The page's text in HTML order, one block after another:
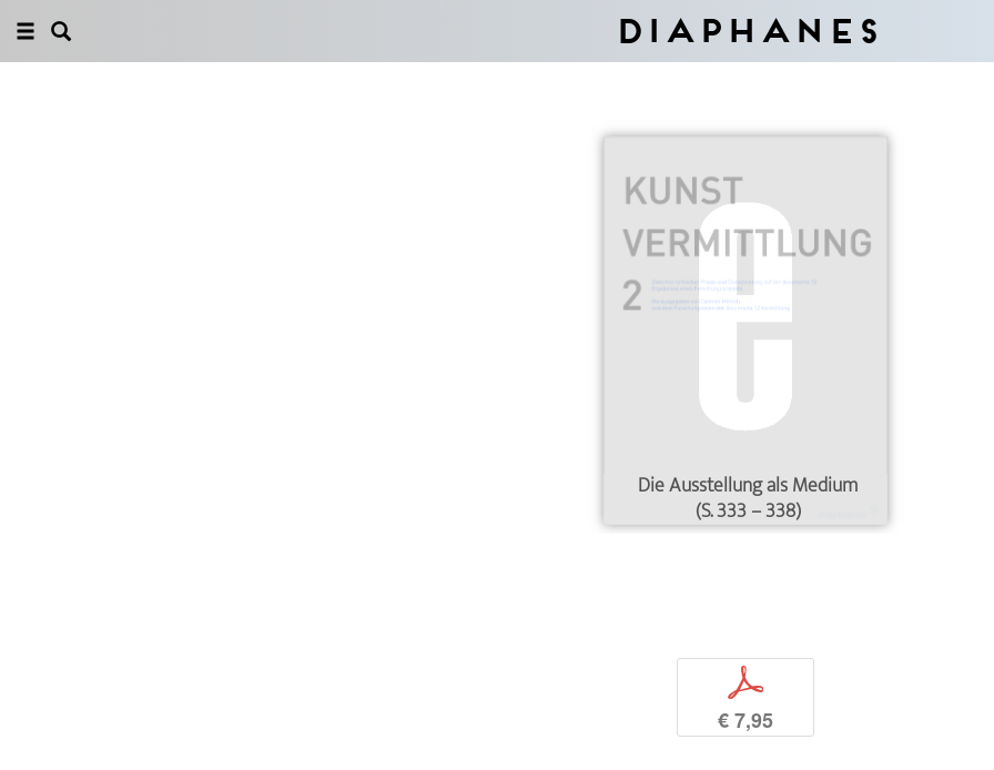
Diaphanes
Die Ausstellung als Medium
(S. 333 – 338)
p
€ 7,95